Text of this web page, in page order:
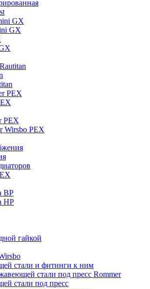
GX
GX
PEX
PEX
Wirsbo PEX
ВР
НР
гайкой
стали и фитинги к ним
стали под пресс Rommer
стали под пресс